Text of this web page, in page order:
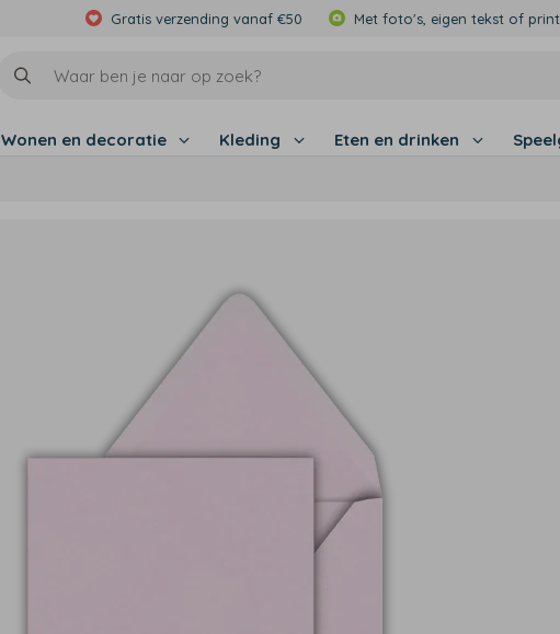
Gratis verzending vanaf €50 Met foto's, eigen tekst of print
Wonen en decoratie Kleding Eten en drinken